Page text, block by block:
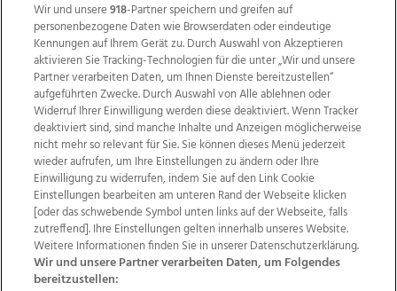
Wir über uns Mediadaten Kontakt
Jobs
Datenschutz
Impressum
AGB Anzeigekunden
AGB Website
Ehrenkodex Politische Werbung
Wir und unsere918-Partner speichern und greifen auf
personenbezogene Daten wie Browserdaten oder eindeutige
Kennungen auf Ihrem Gerät zu. Durch Auswahl von Akzeptieren
aktivieren Sie Tracking-Technologien für die unter „Wir und unsere
Partner verarbeiten Daten, um Ihnen Dienste bereitzustellen“
aufgeführten Zwecke. Durch Auswahl von Alle ablehnen oder
Widerruf Ihrer Einwilligung werden diese deaktiviert. Wenn Tracker
deaktiviert sind, sind manche Inhalte und Anzeigen möglicherweise
nicht mehr so relevant für Sie. Sie können dieses Menü jederzeit
wieder aufrufen, um Ihre Einstellungen zu ändern oder Ihre
Einwilligung zu widerrufen, indem Sie auf den Link Cookie
Einstellungen bearbeiten am unteren Rand der Webseite klicken
[oder das schwebende Symbol unten links auf der Webseite, falls
zutreffend]. Ihre Einstellungen gelten innerhalb unseres Website.
Weitere Informationen finden Sie in unserer Datenschutzerklärung.
Wir und unsere Partner verarbeiten Daten, um Folgendes
bereitzustellen: